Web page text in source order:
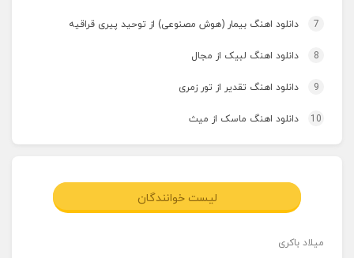
7 دانلود اهنگ بیمار (هوش مصنوعی) از توحید پیری قراقیه
8 دانلود اهنگ لبیک از مجال
9 دانلود اهنگ تقدیر از تور زمری
10 دانلود اهنگ ماسک از میث
لیست خوانندگان
میلاد باکری